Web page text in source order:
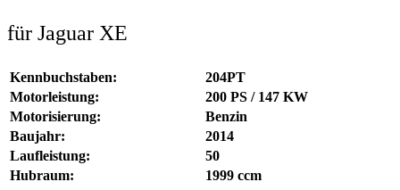
für Jaguar XE
Kennbuchstaben:
204PT
Motorleistung:
200 PS / 147 KW
Motorisierung:
Benzin
Baujahr:
2014
Laufleistung:
50
Hubraum:
1999 ccm